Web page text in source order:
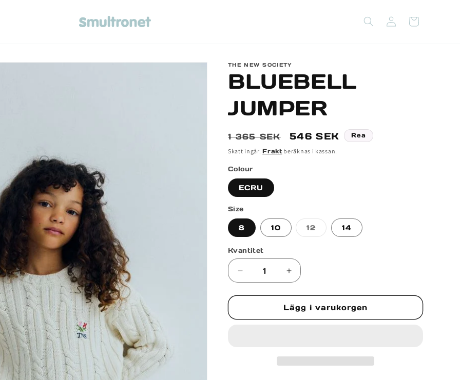
Logga
Varukorg
THE NEW SOCIETY
BLUEBELL
JUMPER
Ordinarie
pris
1 365 SEK Försäljningspris
546 SEK Rea
Skatt ingår.Fraktberäknas i kassan.
Colour
ECRU
Size
8 10 12Varianten
är
14
Kvantitet
Minska
för
BLUEBELL
JUMPER
Öka
för
BLUEBELL
JUMPER
Lägg i varukorgen